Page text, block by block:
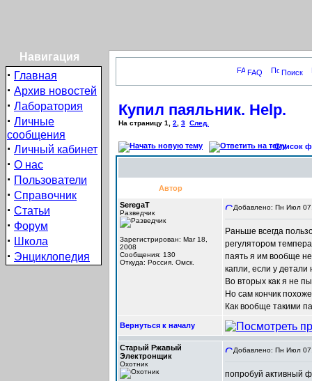
Навигация
· Главная
· Архив новостей
· Лаборатория
· Личные
сообщения
· Личный кабинет
· О нас
· Пользователи
· Справочник
· Статьи
· Форум
· Школа
· Энциклопедия
FAQ Поиск
Купил паяльник. Help.
На страницу 1 2 3 След.
Список
Автор
SeregaT
Разведчик
Зарегистрирован: Mar 18,
2008
Сообщения: 130
Откуда: Россия. Омск.
Добавлено: Пн Июл
Раньше всегда
регулятором
паять я им вообще
капли, если у
Во вторых как я не
Но сам кончик
Как вообще такими
Вернуться к началу
Старый Ржавый
Электронщик
Охотник
Добавлено: Пн Июл
попробуй активный